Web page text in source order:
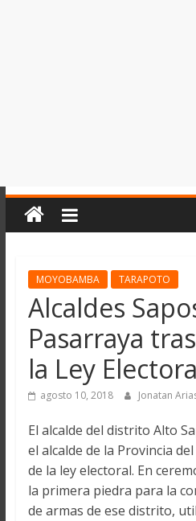
MOYOBAMBA TARAPOTO
Alcaldes
Pasarraya
la Ley
agosto 10, 2018 Jonatan
El alcalde del distrito Alto
el alcalde de la Provincia
de la ley electoral. En
la primera piedra para la
de armas de ese distrito,